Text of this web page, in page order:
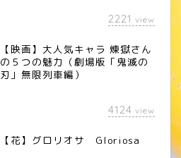
2221 view
【映画】大人気キャラ 煉󠄁獄さん
の５つの魅力（劇場版「鬼滅の
刃」無限列車編）
4124 view
【花】グロリオサ Gloriosa